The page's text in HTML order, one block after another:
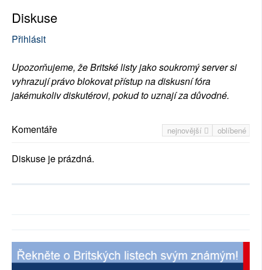
Diskuse
Přihlásit
Upozorňujeme, že Britské listy jako soukromý server si
vyhrazují právo blokovat přístup na diskusní fóra
jakémukoliv diskutérovi, pokud to uznají za důvodné.
nejnovější oblíbené
Komentáře
Diskuse je prázdná.